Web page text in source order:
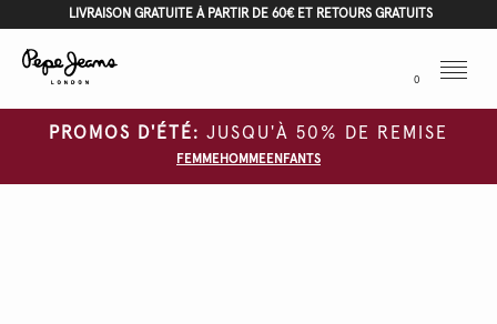
LIVRAISON GRATUITE À PARTIR DE 60€ ET RETOURS GRATUITS
0
Menu
PROMOS D'ÉTÉ: JUSQU'À 50% DE REMISE
FEMMEHOMMEENFANTS